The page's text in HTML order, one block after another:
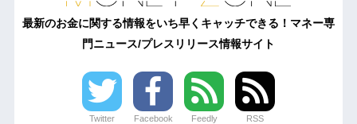
最新のお金に関する情報をいち早くキャッチできる！マネー専
門ニュース/プレスリリース情報サイト
Twitter Facebook Feedly RSS